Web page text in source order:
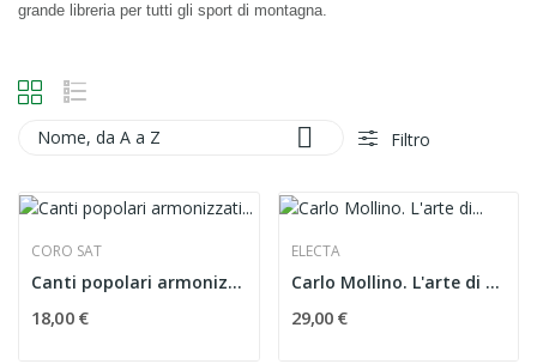
grande libreria per tutti gli sport di montagna.
Nome, da A a Z  Filtro
CORO SAT
Canti popolari armonizzati da Renato Dionisi
18,00 €
ELECTA
Carlo Mollino. L'arte di costruire in montagna....
29,00 €